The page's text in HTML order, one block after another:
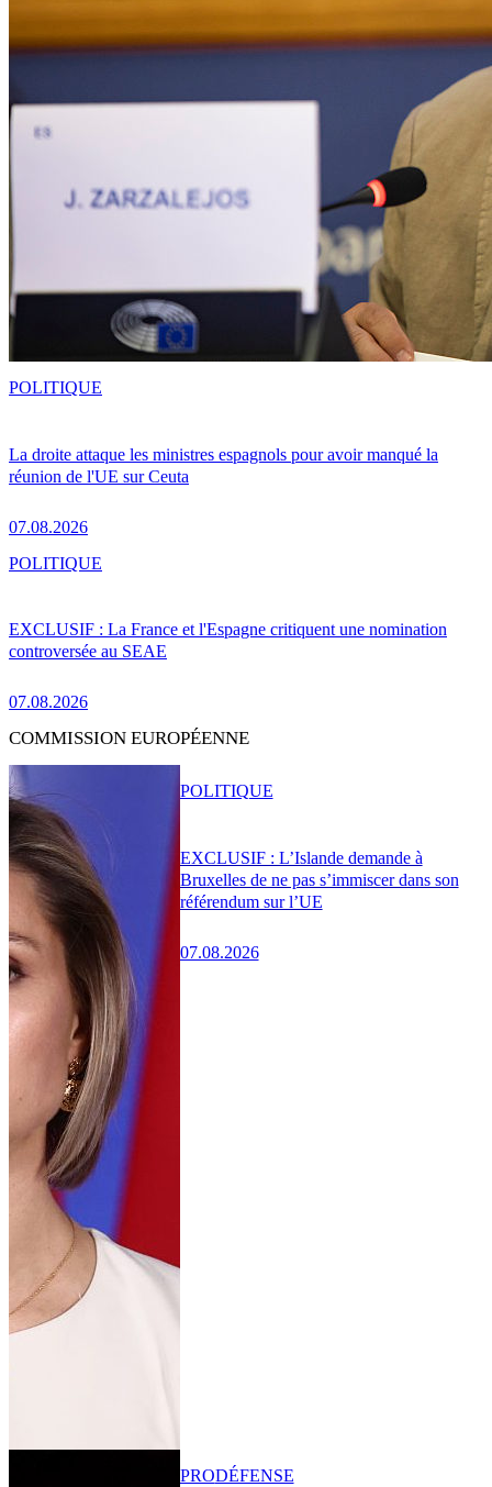
La droite attaque les ministres espagnols pour avoir manqué la
réunion de l'UE sur Ceuta
07.08.2026
POLITIQUE
EXCLUSIF : La France et l'Espagne critiquent une nomination
controversée au SEAE
07.08.2026
POLITIQUE
COMMISSION EUROPÉENNE
EXCLUSIF : L’Islande demande à
Bruxelles de ne pas s’immiscer dans son
référendum sur l’UE
07.08.2026
POLITIQUE
PRODÉFENSE